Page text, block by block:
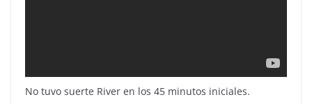
No tuvo suerte River en los 45 minutos iniciales.